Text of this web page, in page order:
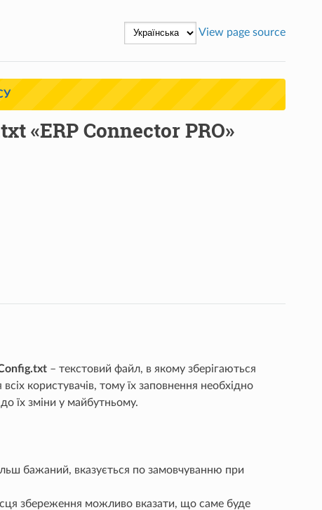
View page source
«ERP Connector PRO»
– текстовий файл, в якому зберігаються
користувачів, тому їх заповнення необхідно
їх зміни у майбутньому.
бажаний, вказується по замовчуванню при
збереження можливо вказати, що саме буде